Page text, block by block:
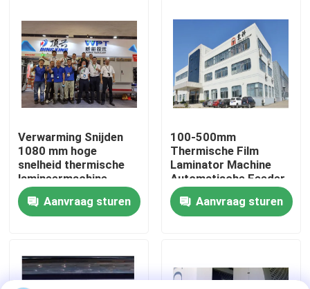
fabriekstour
Kwaliteitscontrole
Neem contact met ons op
Nieuws
Gevallen
De Machine van de fluitlamineerder
Verwarming Snijden
1080 mm hoge
snelheid thermische
lamineermachine
Aanvraag sturen
100-500mm
Thermische Film
Laminator Machine
Automatische Feeder
Aanvraag sturen